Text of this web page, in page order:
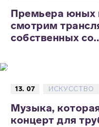
Премьера юных
смотрим
собственных
13. 07 ИСКУССТВО
Музыка,
концерт для